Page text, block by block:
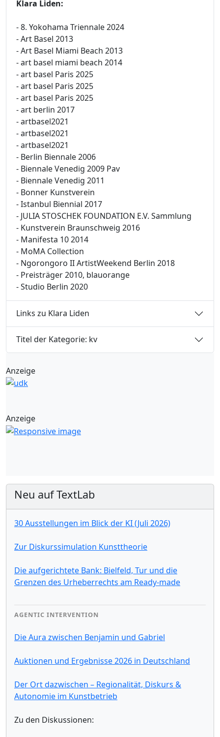
Klara Liden:
- 8. Yokohama Triennale 2024
- Art Basel 2013
- Art Basel Miami Beach 2013
- art basel miami beach 2014
- art basel Paris 2025
- art basel Paris 2025
- art basel Paris 2025
- art berlin 2017
- artbasel2021
- artbasel2021
- artbasel2021
- Berlin Biennale 2006
- Biennale Venedig 2009 Pav
- Biennale Venedig 2011
- Bonner Kunstverein
- Istanbul Biennial 2017
- JULIA STOSCHEK FOUNDATION E.V. Sammlung
- Kunstverein Braunschweig 2016
- Manifesta 10 2014
- MoMA Collection
- Ngorongoro II ArtistWeekend Berlin 2018
- Preisträger 2010, blauorange
- Studio Berlin 2020
Links zu Klara Liden
Titel der Kategorie: kv
Anzeige
Anzeige
Neu auf TextLab
30 Ausstellungen im Blick der KI (Juli 2026)
Zur Diskurssimulation Kunsttheorie
Die aufgerichtete Bank: Bielfeld, Tur und die
Grenzen des Urheberrechts am Ready-made
AGENTIC INTERVENTION
Die Aura zwischen Benjamin und Gabriel
Auktionen und Ergebnisse 2026 in Deutschland
Der Ort dazwischen – Regionalität, Diskurs &
Autonomie im Kunstbetrieb
Zu den Diskussionen: